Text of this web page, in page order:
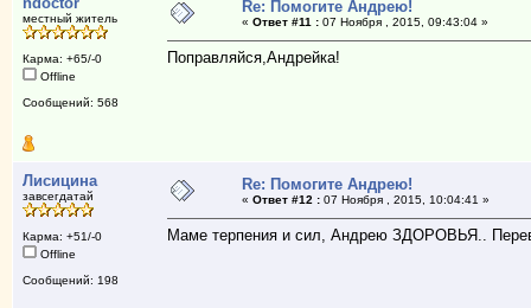
местный житель
Карма: +65/-0
Offline
Сообщений: 568
Re: Помогите Андрею!
« Ответ #11 :07 Ноября , 2015, 09:43:04 »
Поправляйся,Андрейка!
Лисицина
завсегдатай
Карма: +51/-0
Offline
Сообщений: 198
Re: Помогите Андрею!
« Ответ #12 :07 Ноября , 2015, 10:04:41 »
Маме терпения и сил, Андрею ЗДОРОВЬЯ..